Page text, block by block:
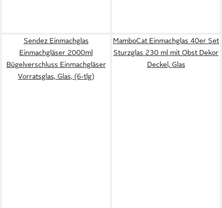
Sendez Einmachglas
Einmachgläser 2000ml
Bügelverschluss Einmachgläser
Vorratsglas, Glas, (6-tlg)
MamboCat Einmachglas 40er Set
Sturzglas 230 ml mit Obst Dekor
Deckel, Glas